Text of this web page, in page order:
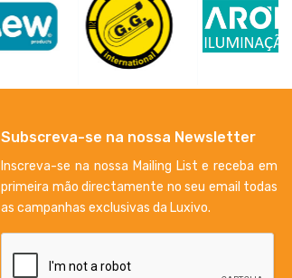
Subscreva-se na nossa Newsletter
Inscreva-se na nossa Mailing List e receba em
primeira mão directamente no seu email todas
as campanhas exclusivas da Luxivo.